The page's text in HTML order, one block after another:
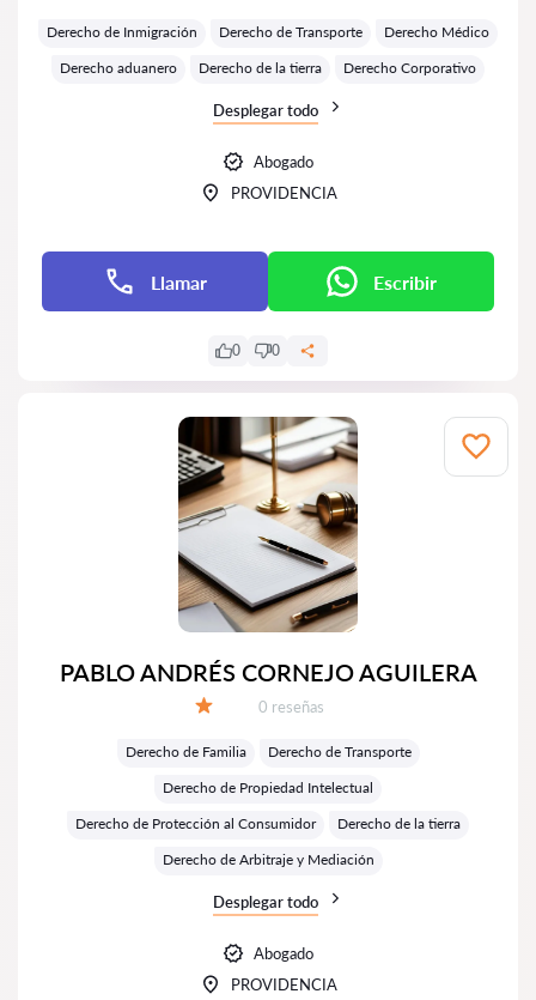
Derecho de Inmigración Derecho de Transporte
Derecho Médico
Derecho aduanero
Derecho de la tierra Derecho Corporativo
Desplegar todo
Abogado
PROVIDENCIA
Llamar Escribir
0 0
PABLO ANDRÉS CORNEJO AGUILERA
Número de reseñas:
0 reseñas
Derecho de Familia
Derecho de Transporte
Derecho de Propiedad Intelectual
Derecho de Protección al Consumidor
Derecho de la tierra
Derecho de Arbitraje y Mediación
Desplegar todo
Abogado
PROVIDENCIA